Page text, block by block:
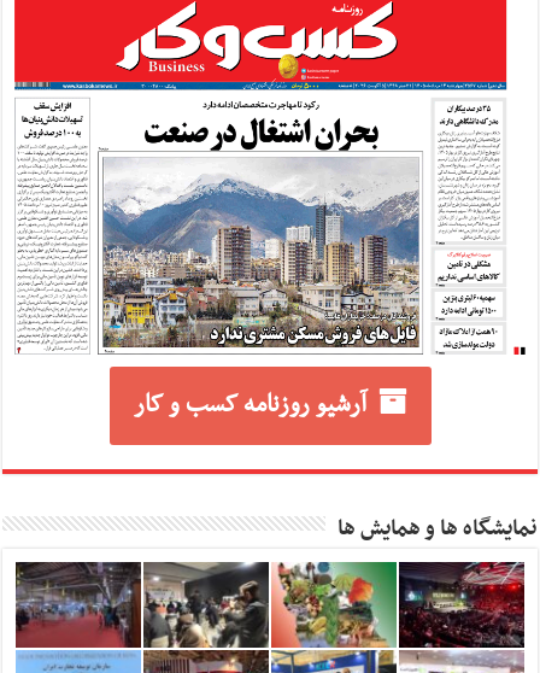
آرشیو روزنامه کسب و کار
نمایشگاه ها و همایش ها